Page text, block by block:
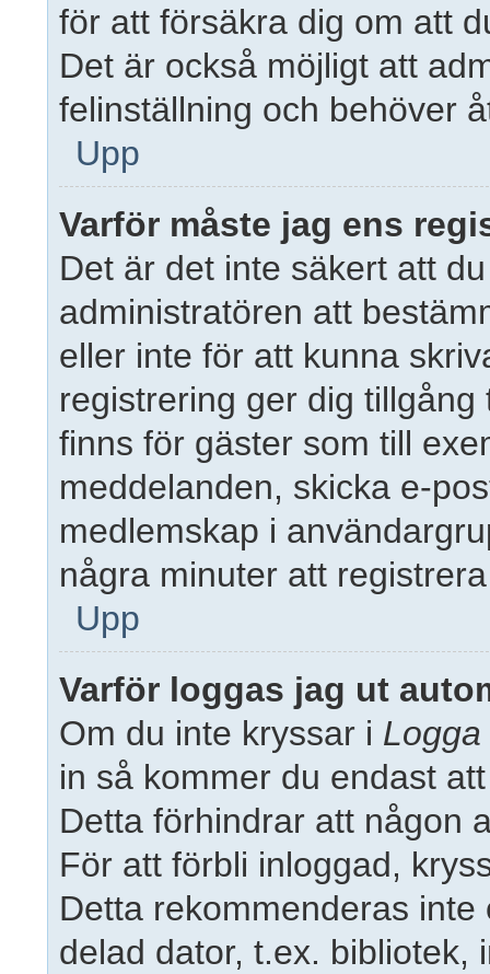
för att försäkra dig om att
Det är också möjligt att
felinställning och behöver
Upp
Varför måste jag ens
Det är det inte säkert att
administratören att
eller inte för att kunna
registrering ger dig
finns för gäster som till
meddelanden, skicka e-
medlemskap i
några minuter att
Upp
Varför loggas jag ut
Om du inte kryssar i
in så kommer du endast
Detta förhindrar att någon
För att förbli inloggad,
Detta rekommenderas
delad dator, t.ex. bibliotek,